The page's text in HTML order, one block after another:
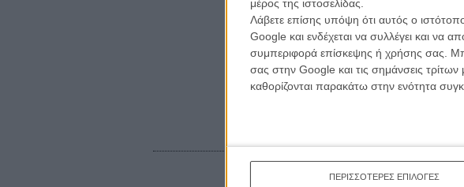
μέρος της ιστοσελίδας.
Λάβετε επίσης υπόψη ότι αυτός ο
Google και ενδέχεται να συλλέγει και να
συμπεριφορά επίσκεψης ή χρήσης σας.
σας στην Google και τις σημάνσεις
καθορίζονται παρακάτω στην ενότητα
ΠΕΡΙΣΣΟΤΕΡΕΣ ΕΠΙΛΟΓΕΣ